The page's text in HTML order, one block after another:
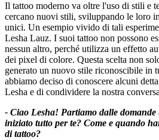
Il tattoo moderno va oltre l'uso di stili e
cercano nuovi stili, sviluppando le loro
unici. Un esempio vivido di tali
Lesha Lauz. I suoi tattoo non possono
nessun altro, perché utilizza un effetto
dei pixel di colore. Questa scelta non
generato un nuovo stile riconoscibile in
abbiamo deciso di conoscere alcuni
Lesha e di condividere la nostra
- Ciao Lesha! Partiamo dalle
iniziato tutto per te? Come e quando
di tattoo?